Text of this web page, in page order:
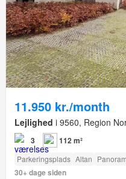
11.950 kr./month
Lejlighed i 9560, Region
3 112 m²
Parkeringsplads Altan
30+ dage siden